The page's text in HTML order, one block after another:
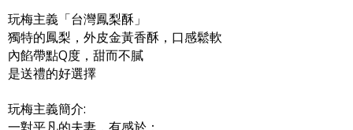
玩梅主義「台灣鳳梨酥」
獨特的鳳梨，外皮金黃香酥，口感鬆軟
內餡帶點Q度，甜而不膩
是送禮的好選擇
玩梅主義簡介: